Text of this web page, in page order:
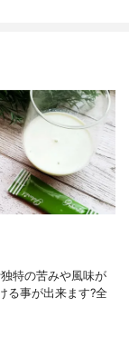
特の苦みや風味が
る事が出来ます?全